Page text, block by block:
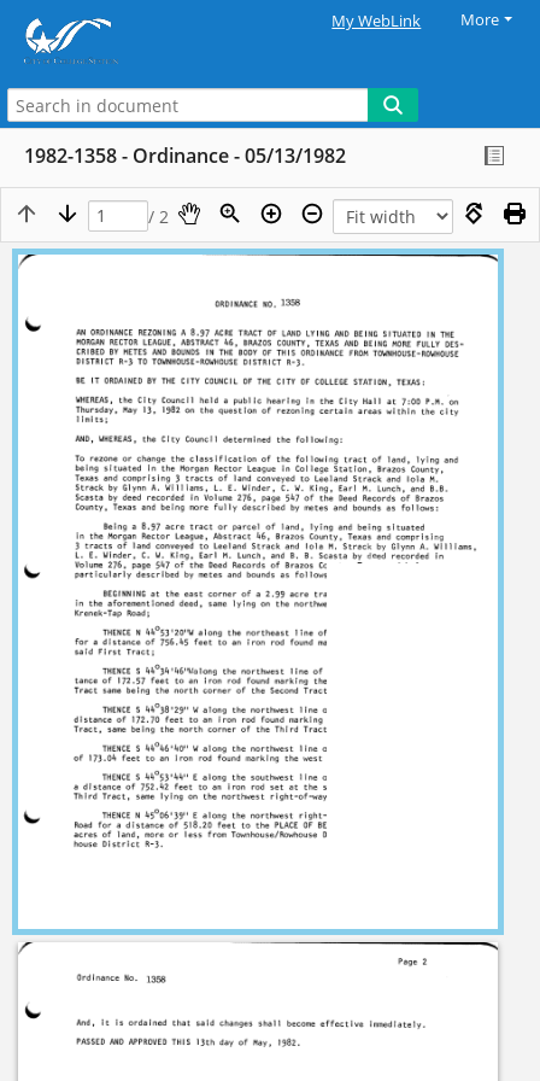
My WebLink More
1982-1358 - Ordinance - 05/13/1982
/ 2